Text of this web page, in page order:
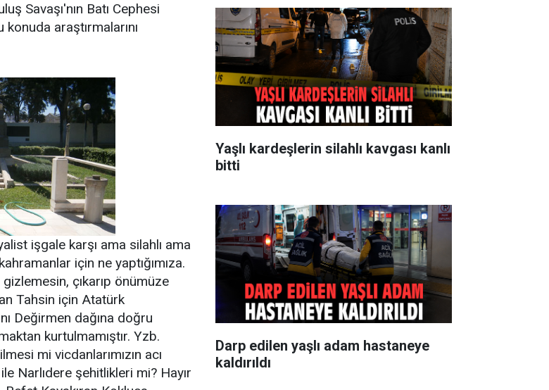
Savaşı'nın Batı Cephesi
araştırmalarını
işgale karşı ama silahlı ama
için ne yaptığımıza.
çıkarıp önümüze
Tahsin için Atatürk
Değirmen dağına doğru
kurtulmamıştır. Yzb.
mi vicdanlarımızın acı
Narlıdere şehitlikleri mi? Hayır
Yaşlı kardeşlerin silahlı kavgası kanlı
bitti
Darp edilen yaşlı adam hastaneye
kaldırıldı